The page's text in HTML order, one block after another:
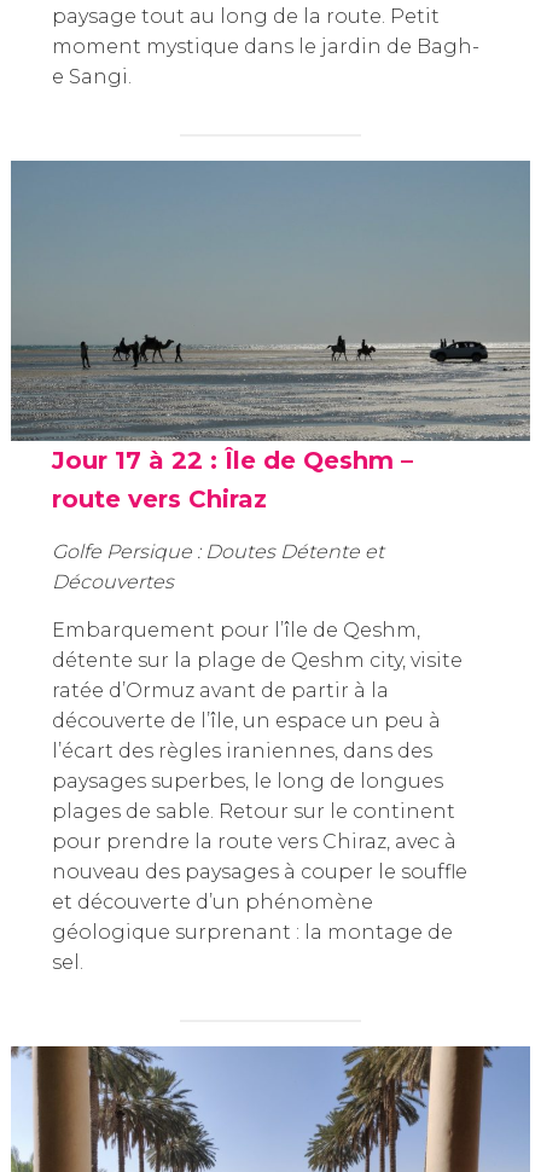
paysage tout au long de la route. Petit
moment mystique dans le jardin de Bagh-
e Sangi.
Jour 17 à 22 : Île de Qeshm –
route vers Chiraz
Golfe Persique : Doutes Détente et
Découvertes
Embarquement pour l’île de Qeshm,
détente sur la plage de Qeshm city, visite
ratée d’Ormuz avant de partir à la
découverte de l’île, un espace un peu à
l’écart des règles iraniennes, dans des
paysages superbes, le long de longues
plages de sable. Retour sur le continent
pour prendre la route vers Chiraz, avec à
nouveau des paysages à couper le souffle
et découverte d’un phénomène
géologique surprenant : la montage de
sel.